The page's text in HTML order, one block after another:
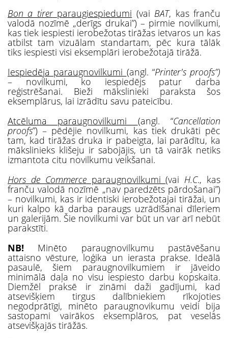
Bon a tirerparaugiespiedumi (vai BAT, kas franču
valodā nozīmē „derīgs drukai”) – pirmie novilkumi,
kas tiek iespiesti ierobežotas tirāžas ietvaros un kas
atbilst tam vizuālam standartam, pēc kura tālāk
tiks iespiesti visi eksemplāri ierobežotajā tirāžā.
Iespiedēja paraugnovilkumi (angl. “Printer's proofs”)
– novilkumi, ko iespiedējs patur darba
reģistrēšanai. Bieži mākslinieki paraksta šos
eksemplārus, lai izrādītu savu pateicību.
Atcēluma paraugnovilkumi (angl. “Cancellation
proofs”) – pēdējie novilkumi, kas tiek drukāti pēc
tam, kad tirāžas druka ir pabeigta, lai parādītu, ka
mākslinieks klišeju ir sabojājis, un tā vairāk netiks
izmantota citu novilkumu veikšanai.
Hors de Commerceparaugnovilkumi(vai H.C., kas
franču valodā nozīmē „nav paredzēts pārdošanai”)
– novilkumi, kas ir identiski ierobežotajai tirāžai, un
kuri kalpo kā darba paraugs uzrādīšanai dīleriem
un galerijām. Šie novilkumi var būt un var arī nebūt
parakstīti.
NB! Minēto paraugnovilkumu pastāvēšanu
attaisno vēsture, loģika un ierasta prakse. Ideālā
pasaulē, šiem paraugnovilkumiem ir jāveido
minimālā daļa no visu iespiesto darbu kopskaita.
Diemžēl praksē ir zināmi daži gadījumi, kad
atsevišķiem tirgus dalībniekiem rīkojoties
negodprātīgi, minēto paraugnovikumu veidi bija
sastopami vairākos eksemplāros, pat veselās
atsevišķajās tirāžās.